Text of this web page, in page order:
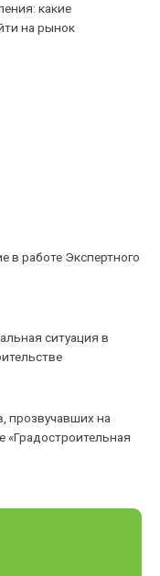
какие
на рынок
работе Экспертного
ситуация в
прозвучавших на
«Градостроительная